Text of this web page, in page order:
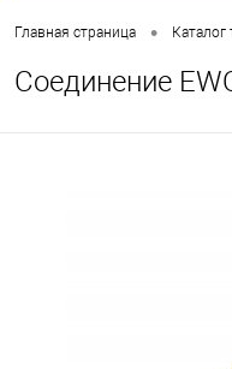
Главная страница • Каталог
Соединение